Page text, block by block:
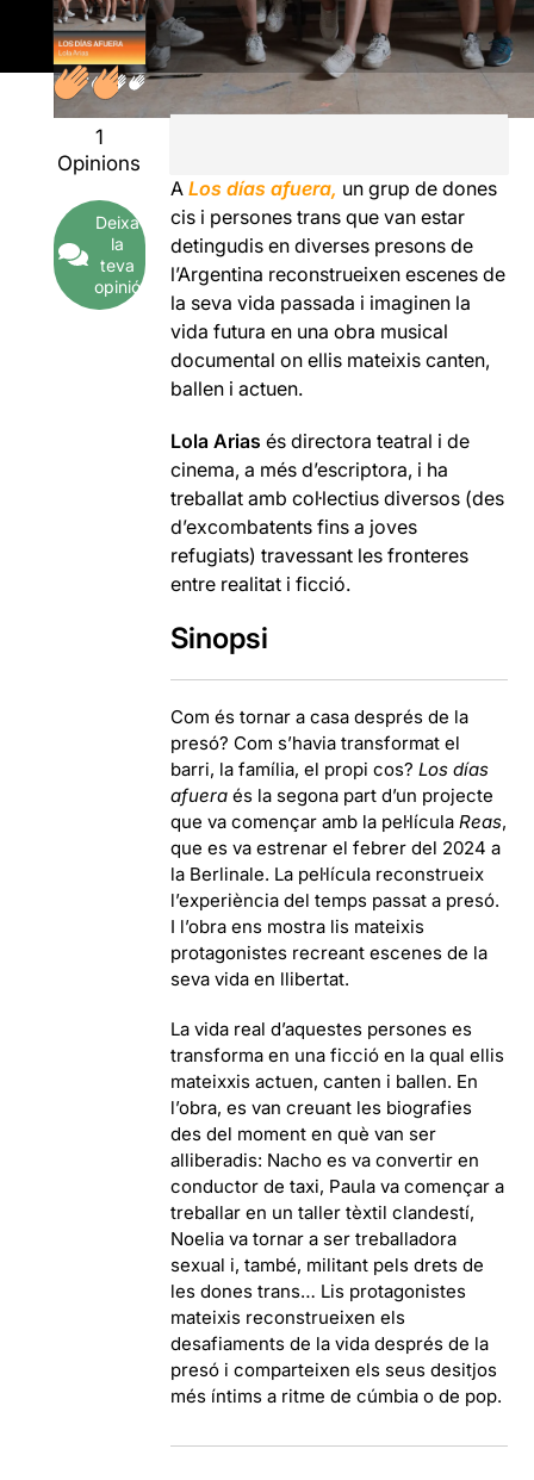
1
Opinions
Deixa
la
teva
opinió
ALos días afuera, un grup de dones
cis i persones trans que van estar
detingudis en diverses presons de
l’Argentina reconstrueixen escenes de
la seva vida passada i imaginen la
vida futura en una obra musical
documental on ellis mateixis canten,
ballen i actuen.
Lola Arias és directora teatral i de
cinema, a més d’escriptora, i ha
treballat amb col·lectius diversos (des
d’excombatents fins a joves
refugiats) travessant les fronteres
entre realitat i ficció.
Sinopsi
Com és tornar a casa després de la
presó? Com s’havia transformat el
barri, la família, el propi cos?Los días
afuera és la segona part d’un projecte
que va començar amb la pel·lículaReas,
que es va estrenar el febrer del 2024 a
la Berlinale. La pel·lícula reconstrueix
l’experiència del temps passat a presó.
I l’obra ens mostra lis mateixis
protagonistes recreant escenes de la
seva vida en llibertat.
La vida real d’aquestes persones es
transforma en una ficció en la qual ellis
mateixxis actuen, canten i ballen. En
l’obra, es van creuant les biografies
des del moment en què van ser
alliberadis: Nacho es va convertir en
conductor de taxi, Paula va començar a
treballar en un taller tèxtil clandestí,
Noelia va tornar a ser treballadora
sexual i, també, militant pels drets de
les dones trans… Lis protagonistes
mateixis reconstrueixen els
desafiaments de la vida després de la
presó i comparteixen els seus desitjos
més íntims a ritme de cúmbia o de pop.